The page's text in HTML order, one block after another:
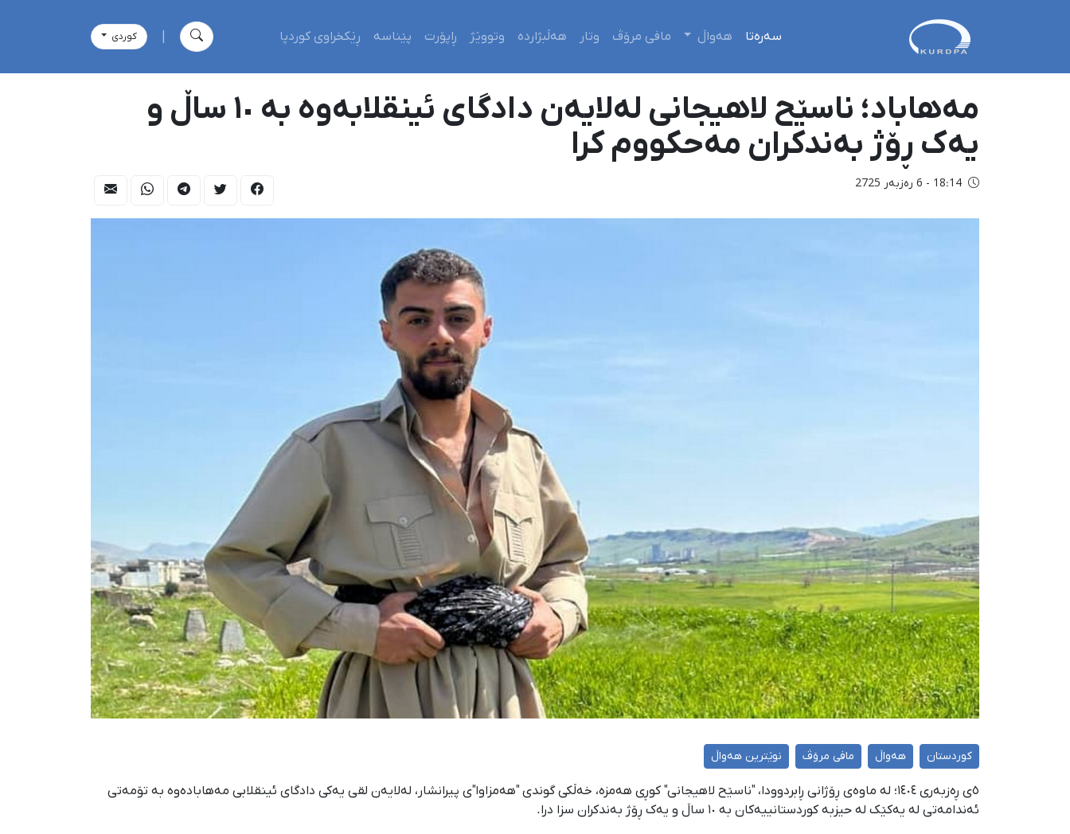
سەرەتا هەواڵ مافی مرۆڤ وتار هەڵبژاردە وتووێژ ڕاپۆرت پێناسە ڕێکخراوی کوردپا كوردی
مەهاباد؛ ناسێح لاهیجانی لەلایەن دادگای ئینقلابەوە بە ١٠ ساڵ و
یەک ڕۆژ بەندکران مەحکووم کرا
18:14 - 6 رەزبەر 2725
کوردستان هەواڵ مافی مرۆڤ نوێترین هەواڵ
٥ی ڕەزبەری ١٤٠٤؛ لە ماوەی ڕۆژانی ڕابردوودا، "ناسێح لاهیجانی" کوڕی هەمزە، خەڵکی گوندی "هەمزاوا"ی پیرانشار، لەلایەن لقی یەکی دادگای ئینقلابی مەهابادەوە بە تۆمەتی
ئەندامەتی لە یەکێک لە حیزبە کوردستانییەکان بە ١٠ ساڵ و یەک ڕۆژ بەندکران سزا درا.